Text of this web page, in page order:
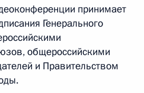
принимает
Генерального
общероссийскими
и Правительством